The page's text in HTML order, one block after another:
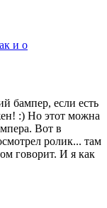
и о
бампер, если есть
:) Но этот можна
Вот в
ролик... там
говорит. И я как